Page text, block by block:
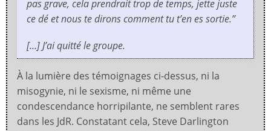
pas grave, cela prendrait trop de temps, jette juste
ce dé et nous te dirons comment tu t’en es sortie.”
[…] J’ai quitté le groupe.
À la lumière des témoignages ci-dessus, ni la
misogynie, ni le sexisme, ni même une
condescendance horripilante, ne semblent rares
dans les JdR. Constatant cela, Steve Darlington